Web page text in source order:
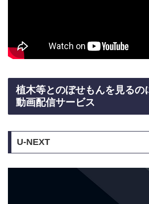
植木等とのぼせもんを見るの
動画配信サービス
U-NEXT